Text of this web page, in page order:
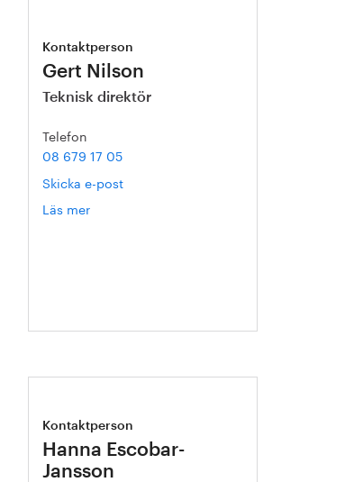
Kontaktperson
Gert Nilson
Teknisk direktör
Telefon
08 679 17 05
Skicka e-post
Läs mer
Kontaktperson
Hanna Escobar-
Jansson